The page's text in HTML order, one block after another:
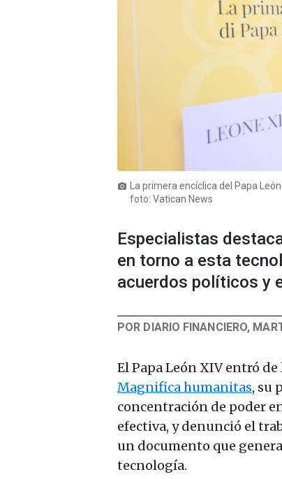
photo_camera
La primera encíclica del Papa
foto: Vatican News
Especialistas
en torno a esta
acuerdos políticos y
POR DIARIO FINANCIERO,
El Papa León XIV entró
Magnifica humanitas, su
concentración de poder
efectiva, y denunció el
un documento que
tecnología.